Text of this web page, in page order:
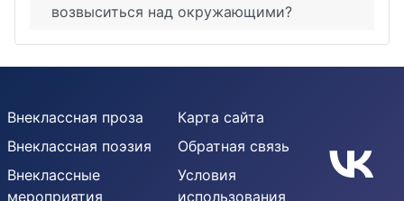
возвыситься над окружающими?
Внеклассная проза
Внеклассная поэзия
Внеклассные
мероприятия
Карта сайта
Обратная связь
Условия
использования